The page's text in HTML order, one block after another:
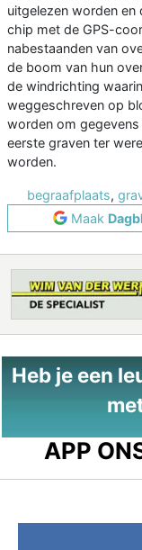
uitgelezen worden en
chip met de GPS-
nabestaanden van
de boom van hun
de windrichting
weggeschreven op
worden om
eerste graven ter
worden.
begraafplaats,
Maak
Heb je een
APP